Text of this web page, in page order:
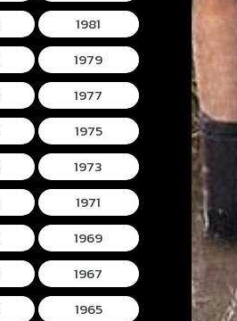
1981
1979
1977
1975
1973
1971
1969
1967
1965